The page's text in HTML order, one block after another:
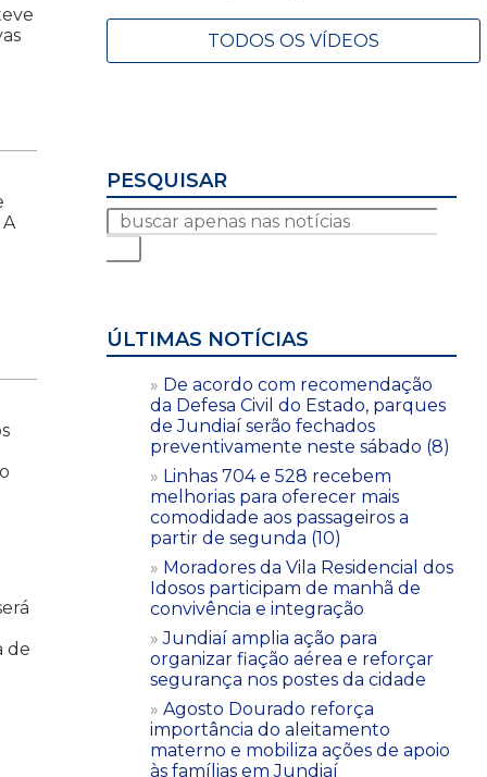
de
TODOS OS VÍDEOS
PESQUISAR
ÚLTIMAS NOTÍCIAS
De acordo com recomendação
da Defesa Civil do Estado, parques
de Jundiaí serão fechados
preventivamente neste sábado (8)
Linhas 704 e 528 recebem
melhorias para oferecer mais
comodidade aos passageiros a
partir de segunda (10)
Moradores da Vila Residencial dos
Idosos participam de manhã de
convivência e integração
Jundiaí amplia ação para
organizar fiação aérea e reforçar
segurança nos postes da cidade
Agosto Dourado reforça
importância do aleitamento
materno e mobiliza ações de apoio
às famílias em Jundiaí